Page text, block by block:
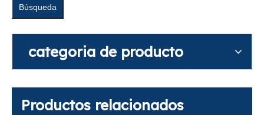
Búsqueda
categoria de producto
Productos relacionados